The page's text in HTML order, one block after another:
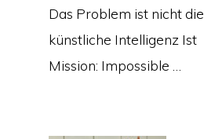
Das Problem ist nicht die
künstliche Intelligenz Ist
Mission: Impossible …